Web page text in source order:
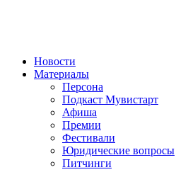
Новости
Материалы
Персона
Подкаст Мувистарт
Афиша
Премии
Фестивали
Юридические вопросы
Питчинги